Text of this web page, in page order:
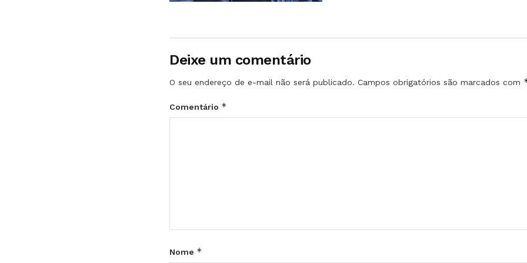
Deixe um comentário
O seu endereço de e-mail não será publicado. Campos obrigatórios são marcados com
Comentário *
Nome *